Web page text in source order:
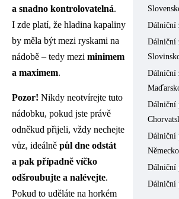
a snadno kontrolovatelná.
I zde platí, že hladina kapaliny
by měla být mezi ryskami na
nádobě – tedy mezi minimem
a maximem.
Pozor! Nikdy neotvírejte tuto
nádobku, pokud jste právě
odněkud přijeli, vždy nechejte
vůz, ideálně půl dne odstát
a pak případně víčko
odšroubujte a nalévejte.
Pokud to uděláte na horkém
Dálniční
Dálniční
Dálniční
Dálniční
Dálniční
Německo
Dálniční
Dálniční